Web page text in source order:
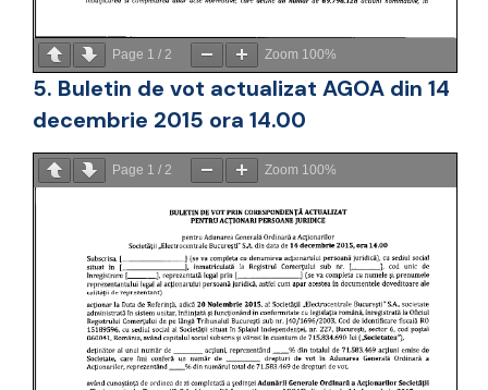
Page 1 / 2 Zoom 100%
5. Buletin de vot actualizat AGOA din 14
decembrie 2015 ora 14.00
Page 1 / 2 Zoom 100%